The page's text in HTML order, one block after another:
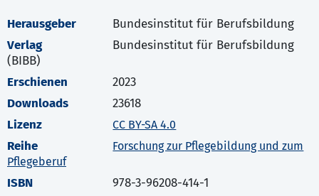
Herausgeber
Bundesinstitut für Berufsbildung
Verlag
Bundesinstitut für Berufsbildung
(BIBB)
Erschienen
2023
Downloads
23618
Lizenz
CC BY-SA 4.0
Reihe
Forschung zur Pflegebildung und zum
Pflegeberuf
ISBN
978-3-96208-414-1